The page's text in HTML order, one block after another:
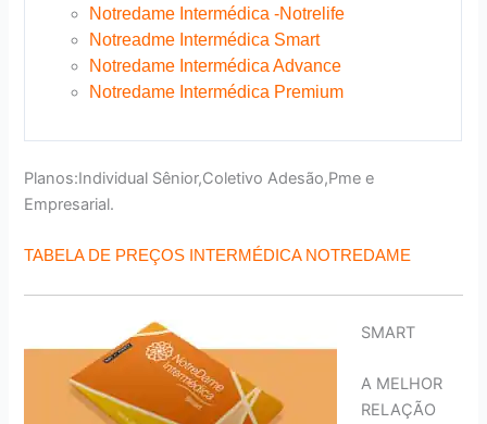
Notredame Intermédica -Notrelife
Notreadme Intermédica Smart
Notredame Intermédica Advance
Notredame Intermédica Premium
Planos:Individual Sênior,Coletivo Adesão,Pme e
Empresarial.
TABELA DE PREÇOS INTERMÉDICA NOTREDAME
SMART
A MELHOR
RELAÇÃO